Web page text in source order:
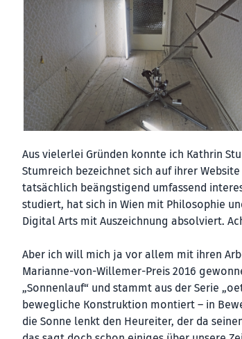
Aus vielerlei Gründen konnte ich Kathrin
Stumreich bezeichnet sich auf ihrer
tatsächlich beängstigend umfassend
studiert, hat sich in Wien mit Philosophie
Digital Arts mit Auszeichnung absolviert.
Aber ich will mich ja vor allem mit ihren
Marianne-von-Willemer-Preis 2016
„Sonnenlauf“ und stammt aus der Serie
bewegliche Konstruktion montiert – in
die Sonne lenkt den Heureiter, der da